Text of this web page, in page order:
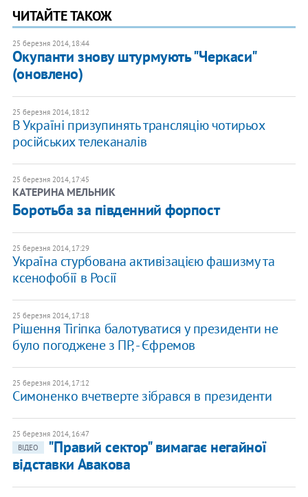
ЧИТАЙТЕ ТАКОЖ
25 березня 2014, 18:44
Окупанти знову штурмують "Черкаси"
(оновлено)
25 березня 2014, 18:12
В Україні призупинять трансляцію чотирьох
російських телеканалів
25 березня 2014, 17:45
КАТЕРИНА МЕЛЬНИК
Боротьба за південний форпост
25 березня 2014, 17:29
Україна стурбована активізацією фашизму та
ксенофобії в Росії
25 березня 2014, 17:18
Рішення Тігіпка балотуватися у президенти не
було погоджене з ПР, - Єфремов
25 березня 2014, 17:12
Симоненко вчетверте зібрався в президенти
25 березня 2014, 16:47
ВІДЕО
"Правий сектор" вимагає негайної
відставки Авакова